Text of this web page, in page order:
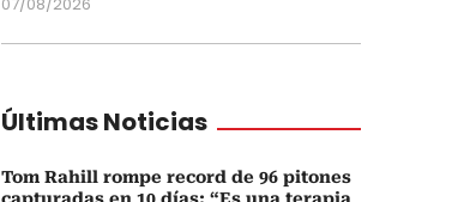
Últimas Noticias
Tom Rahill rompe record de 96 pitones